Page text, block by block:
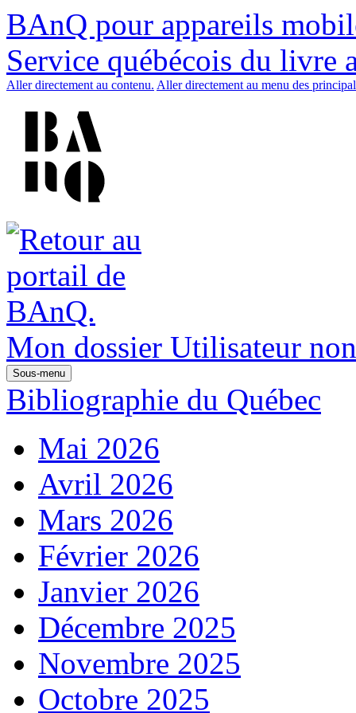
BAnQ pour appareils
Service québécois du livre
Aller directement au contenu. Aller directement au menu des
Mon dossier Utilisateur
Sous-menu
Bibliographie du Québec
Mai 2026
Avril 2026
Mars 2026
Février 2026
Janvier 2026
Décembre 2025
Novembre 2025
Octobre 2025